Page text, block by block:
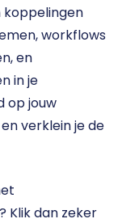
koppelingen
workflows
en
in je
op jouw
verklein je de
? Klik dan zeker